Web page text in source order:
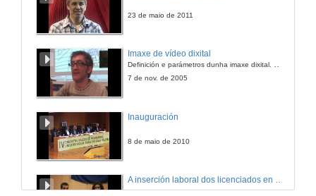
23 de maio de 2011
Imaxe de vídeo dixital
7 de nov. de 2005
Inauguración
8 de maio de 2010
A inserción laboral dos licenciados en Ciencias do Mar: a carreira investigadora